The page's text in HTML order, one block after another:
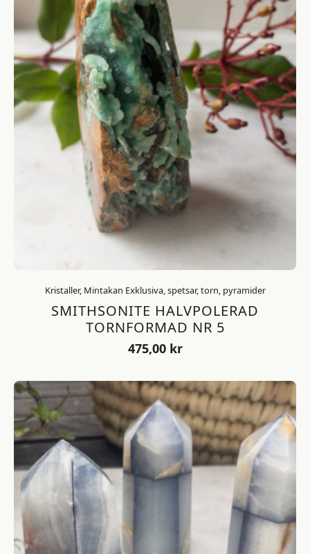
Kristaller, Mintakan Exklusiva, spetsar, torn, pyramider
SMITHSONITE HALVPOLERAD
TORNFORMAD NR 5
475,00 kr